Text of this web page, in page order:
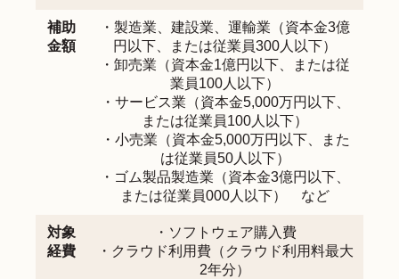
補助
金額
・製造業、建設業、運輸業（資本金3億
円以下、または従業員300人以下）
・卸売業（資本金1億円以下、または従
業員100人以下）
・サービス業（資本金5,000万円以下、
または従業員100人以下）
・小売業（資本金5,000万円以下、また
は従業員50人以下）
・ゴム製品製造業（資本金3億円以下、
または従業員000人以下） など
対象
経費
・ソフトウェア購入費
・クラウド利用費（クラウド利用料最大
2年分）